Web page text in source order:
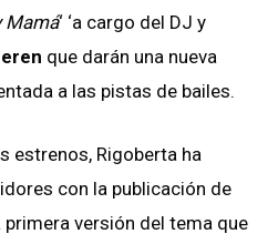
Mamá‘ ‘a cargo del DJ y
que darán una nueva
a las pistas de bailes.
estrenos, Rigoberta ha
con la publicación de
primera versión del tema que